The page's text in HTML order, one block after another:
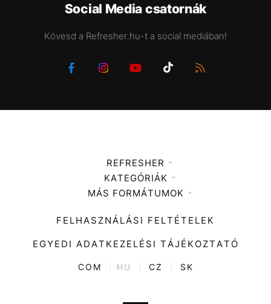
Social Media csatornák
Kövesd a Refresher.hu-t a social mediában!
REFRESHER
Médiaajánlat
KATEGÓRIÁK
Zene
Divat
Kultúra
ENTR
MÁS FORMÁTUMOK
FELHASZNÁLÁSI FELTÉTELEK
EGYEDI ADATKEZELÉSI TÁJÉKOZTATÓ
COM HU CZ SK